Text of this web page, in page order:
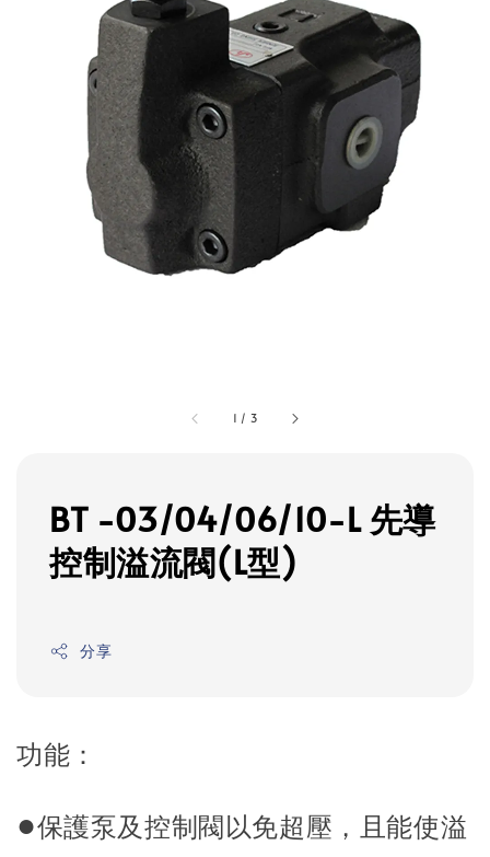
1 / 3
BT -03/04/06/10-L 先導
控制溢流閥(L型)
分享
功能：
●保護泵及控制閥以免超壓，且能使溢